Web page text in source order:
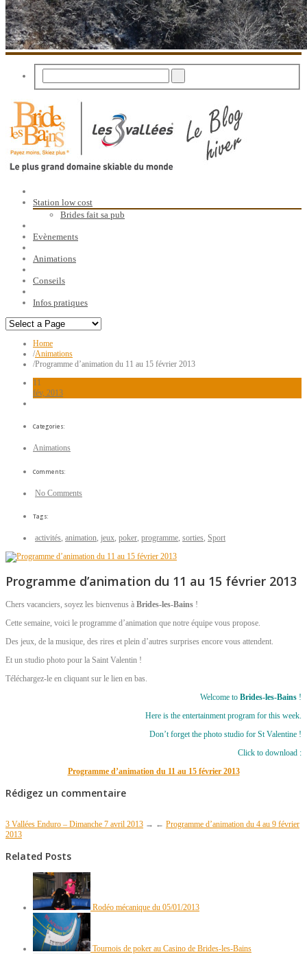
Station low cost
Brides fait sa pub
Evènements
Animations
Conseils
Infos pratiques
Home
/Animations
/Programme d’animation du 11 au 15 février 2013
11
fév, 2013
Categories:
Animations
Comments:
No Comments
Tags:
activités, animation, jeux, poker, programme, sorties, Sport
Programme d’animation du 11 au 15 février 2013
Chers vacanciers, soyez les bienvenus à Brides-les-Bains !
Cette semaine, voici le programme d’animation que notre équipe vous propose.
Des jeux, de la musique, des rires et plein d’autres surprises encore vous attendent.
Et un studio photo pour la Saint Valentin !
Téléchargez-le en cliquant sur le lien en bas.
Welcome to Brides-les-Bains !
Here is the entertainment program for this week.
Don’t forget the photo studio for St Valentine !
Click to download :
Programme d’animation du 11 au 15 février 2013
Rédigez un commentaire
3 Vallées Enduro – Dimanche 7 avril 2013 → ← Programme d’animation du 4 au 9 février
2013
Related Posts
Rodéo mécanique du 05/01/2013
Tournois de poker au Casino de Brides-les-Bains